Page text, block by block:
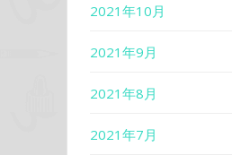
2021年10月
2021年9月
2021年8月
2021年7月